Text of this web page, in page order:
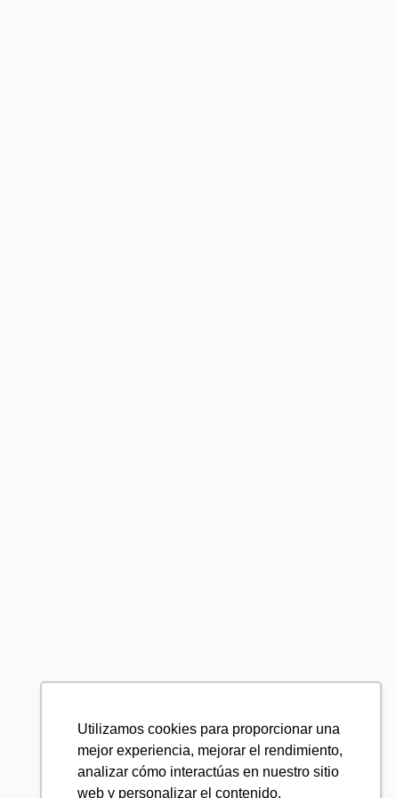
Utilizamos cookies para proporcionar una
mejor experiencia, mejorar el rendimiento,
analizar cómo interactúas en nuestro sitio
web y personalizar el contenido.